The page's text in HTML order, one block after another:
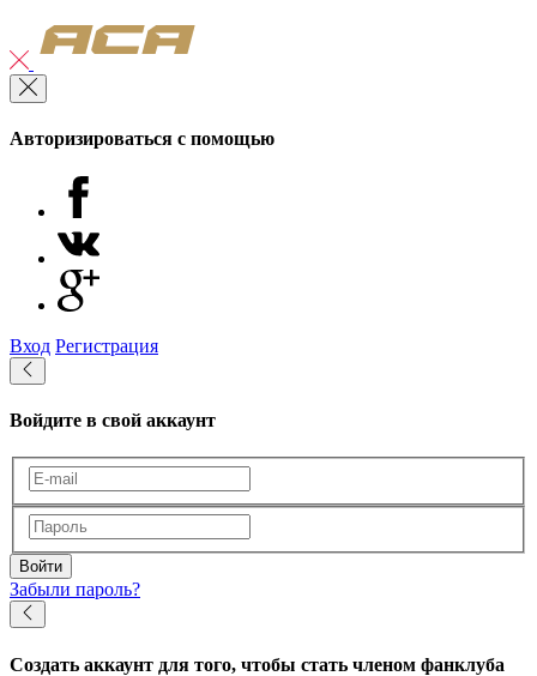
Авторизироваться с помощью
Вход Регистрация
Войдите в свой аккаунт
Войти
Забыли пароль?
Создать аккаунт для того, чтобы стать членом фанклуба